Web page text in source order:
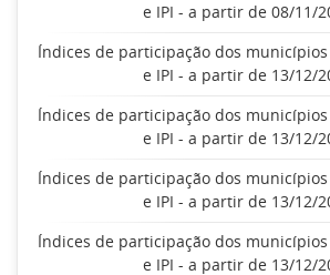
e IPI - a partir de 08/11/
Índices de participação dos municípios
e IPI - a partir de 13/12/
Índices de participação dos municípios
e IPI - a partir de 13/12/
Índices de participação dos municípios
e IPI - a partir de 13/12/
Índices de participação dos municípios
e IPI - a partir de 13/12/